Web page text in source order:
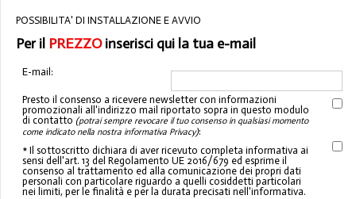
POSSIBILITA' DI INSTALLAZIONE E AVVIO
Per il PREZZOinserisci qui la tua e-mail
E-mail:
Presto il consenso a ricevere newsletter con informazioni
promozionali all'indirizzo mail riportato sopra in questo modulo
di contatto (potrai sempre revocare il tuo consenso in qualsiasi momento
come indicato nella nostra informativa Privacy):
* Il sottoscritto dichiara di aver ricevuto completa informativa ai
sensi dell'art. 13 del Regolamento UE 2016/679 ed esprime il
consenso al trattamento ed alla comunicazione dei propri dati
personali con particolare riguardo a quelli cosiddetti particolari
nei limiti, per le finalità e per la durata precisati nell'informativa.